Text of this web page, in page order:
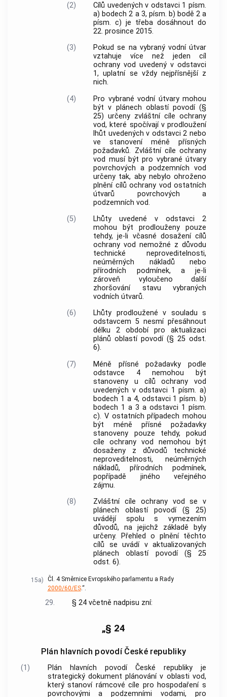
(2)
Cílů uvedených v odstavci 1 písm.
a) bodech 2 a 3, písm. b) bodě 2 a
písm. c) je třeba dosáhnout do
22. prosince 2015.
(3)
Pokud se na vybraný vodní útvar
vztahuje více než jeden cíl
ochrany vod uvedený v odstavci
1, uplatní se vždy nejpřísnější z
nich.
(4)
Pro vybrané vodní útvary mohou
být v plánech oblastí povodí (§
25) určeny zvláštní cíle ochrany
vod, které spočívají v prodloužení
lhůt uvedených v odstavci 2 nebo
ve stanovení méně přísných
požadavků. Zvláštní cíle ochrany
vod musí být pro vybrané útvary
povrchových a podzemních vod
určeny tak, aby nebylo ohroženo
plnění cílů ochrany vod ostatních
útvarů povrchových a
podzemních vod.
(5)
Lhůty uvedené v odstavci 2
mohou být prodlouženy pouze
tehdy, je-li včasné dosažení cílů
ochrany vod nemožné z důvodu
technické neproveditelnosti,
neúměrných nákladů nebo
přírodních podmínek, a je-li
zároveň vyloučeno další
zhoršování stavu vybraných
vodních útvarů.
(6)
Lhůty prodloužené v souladu s
odstavcem 5 nesmí přesáhnout
délku 2 období pro aktualizaci
plánů oblastí povodí (§ 25 odst.
6).
(7)
Méně přísné požadavky podle
odstavce 4 nemohou být
stanoveny u cílů ochrany vod
uvedených v odstavci 1 písm. a)
bodech 1 a 4, odstavci 1 písm. b)
bodech 1 a 3 a odstavci 1 písm.
c). V ostatních případech mohou
být méně přísné požadavky
stanoveny pouze tehdy, pokud
cíle ochrany vod nemohou být
dosaženy z důvodů technické
neproveditelnosti, neúměrných
nákladů, přírodních podmínek,
popřípadě jiného veřejného
zájmu.
(8)
Zvláštní cíle ochrany vod se v
plánech oblastí povodí (§ 25)
uvádějí spolu s vymezením
důvodů, na jejichž základě byly
určeny. Přehled o plnění těchto
cílů se uvádí v aktualizovaných
plánech oblastí povodí (§ 25
odst. 6).
15a)
Čl. 4 Směrnice Evropského parlamentu a Rady
2000/60/ES.“.
29. § 24 včetně nadpisu zní:
„§ 24
Plán hlavních povodí České republiky
(1)
Plán hlavních povodí České republiky je
strategický dokument plánování v oblasti vod,
který stanoví rámcové cíle pro hospodaření s
povrchovými a podzemními vodami, pro